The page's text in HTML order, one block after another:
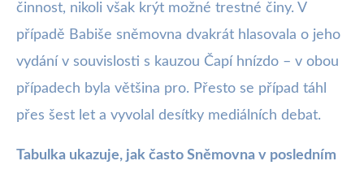
činnost, nikoli však krýt možné trestné činy. V
případě Babiše sněmovna dvakrát hlasovala o jeho
vydání v souvislosti s kauzou Čapí hnízdo – v obou
případech byla většina pro. Přesto se případ táhl
přes šest let a vyvolal desítky mediálních debat.
Tabulka ukazuje, jak často Sněmovna v posledním